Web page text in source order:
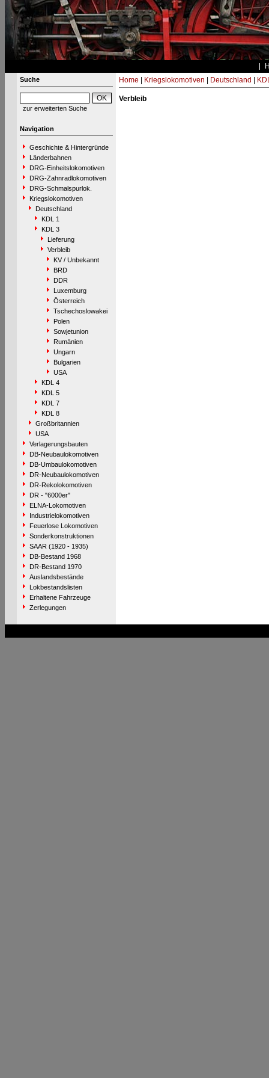
Suche
zur erweiterten Suche
Navigation
Geschichte & Hintergründe
Länderbahnen
DRG-Einheitslokomotiven
DRG-Zahnradlokomotiven
DRG-Schmalspurlok.
Kriegslokomotiven
Deutschland
KDL 1
KDL 3
Lieferung
Verbleib
KV / Unbekannt
BRD
DDR
Luxemburg
Österreich
Tschechoslowakei
Polen
Sowjetunion
Rumänien
Ungarn
Bulgarien
USA
KDL 4
KDL 5
KDL 7
KDL 8
Großbritannien
USA
Verlagerungsbauten
DB-Neubaulokomotiven
DB-Umbaulokomotiven
DR-Neubaulokomotiven
DR-Rekolokomotiven
DR - "6000er"
ELNA-Lokomotiven
Industrielokomotiven
Feuerlose Lokomotiven
Sonderkonstruktionen
SAAR (1920 - 1935)
DB-Bestand 1968
DR-Bestand 1970
Auslandsbestände
Lokbestandslisten
Erhaltene Fahrzeuge
Zerlegungen
Home Kriegslokomotiven Deutschland
Verbleib